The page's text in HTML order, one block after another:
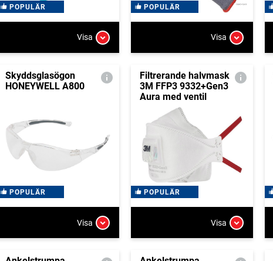
POPULÄR
Visa
POPULÄR
Visa
Skyddsglasögon
HONEYWELL A800
POPULÄR
Visa
Filtrerande halvmask
3M FFP3 9332+Gen3
Aura med ventil
POPULÄR
Visa